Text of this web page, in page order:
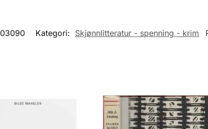
03090 Kategori: Skjønnlitteratur - spenning - krim